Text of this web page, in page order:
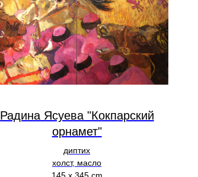
Радина Ясуева "Кокпарский
орнамет"
диптих
холст, масло